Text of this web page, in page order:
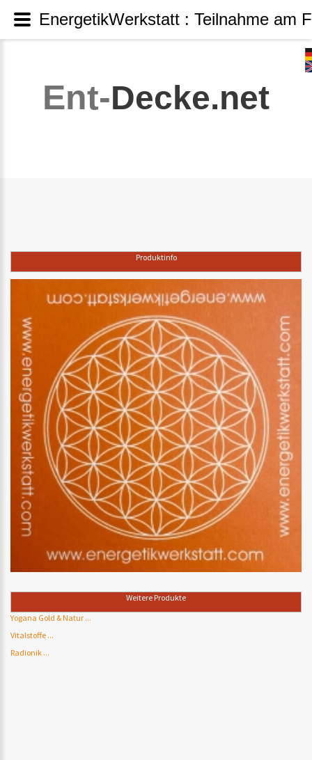
Ent-Decke.net
Produktinfo
Weitere Produkte
Yogana Gold & Natur ...
Vitalstoffe ...
Radionik ...
EnergetikWerkstatt : Teilnahme am